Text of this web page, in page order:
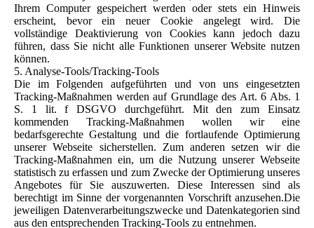
Ihrem Computer gespeichert werden oder stets ein Hinweis
erscheint, bevor ein neuer Cookie angelegt wird. Die
vollständige Deaktivierung von Cookies kann jedoch dazu
führen, dass Sie nicht alle Funktionen unserer Website nutzen
können.
5. Analyse-Tools/Tracking-Tools
Die im Folgenden aufgeführten und von uns eingesetzten
Tracking-Maßnahmen werden auf Grundlage des Art. 6 Abs. 1
S. 1 lit. f DSGVO durchgeführt. Mit den zum Einsatz
kommenden Tracking-Maßnahmen wollen wir eine
bedarfsgerechte Gestaltung und die fortlaufende Optimierung
unserer Webseite sicherstellen. Zum anderen setzen wir die
Tracking-Maßnahmen ein, um die Nutzung unserer Webseite
statistisch zu erfassen und zum Zwecke der Optimierung unseres
Angebotes für Sie auszuwerten. Diese Interessen sind als
berechtigt im Sinne der vorgenannten Vorschrift anzusehen.Die
jeweiligen Datenverarbeitungszwecke und Datenkategorien sind
aus den entsprechenden Tracking-Tools zu entnehmen.